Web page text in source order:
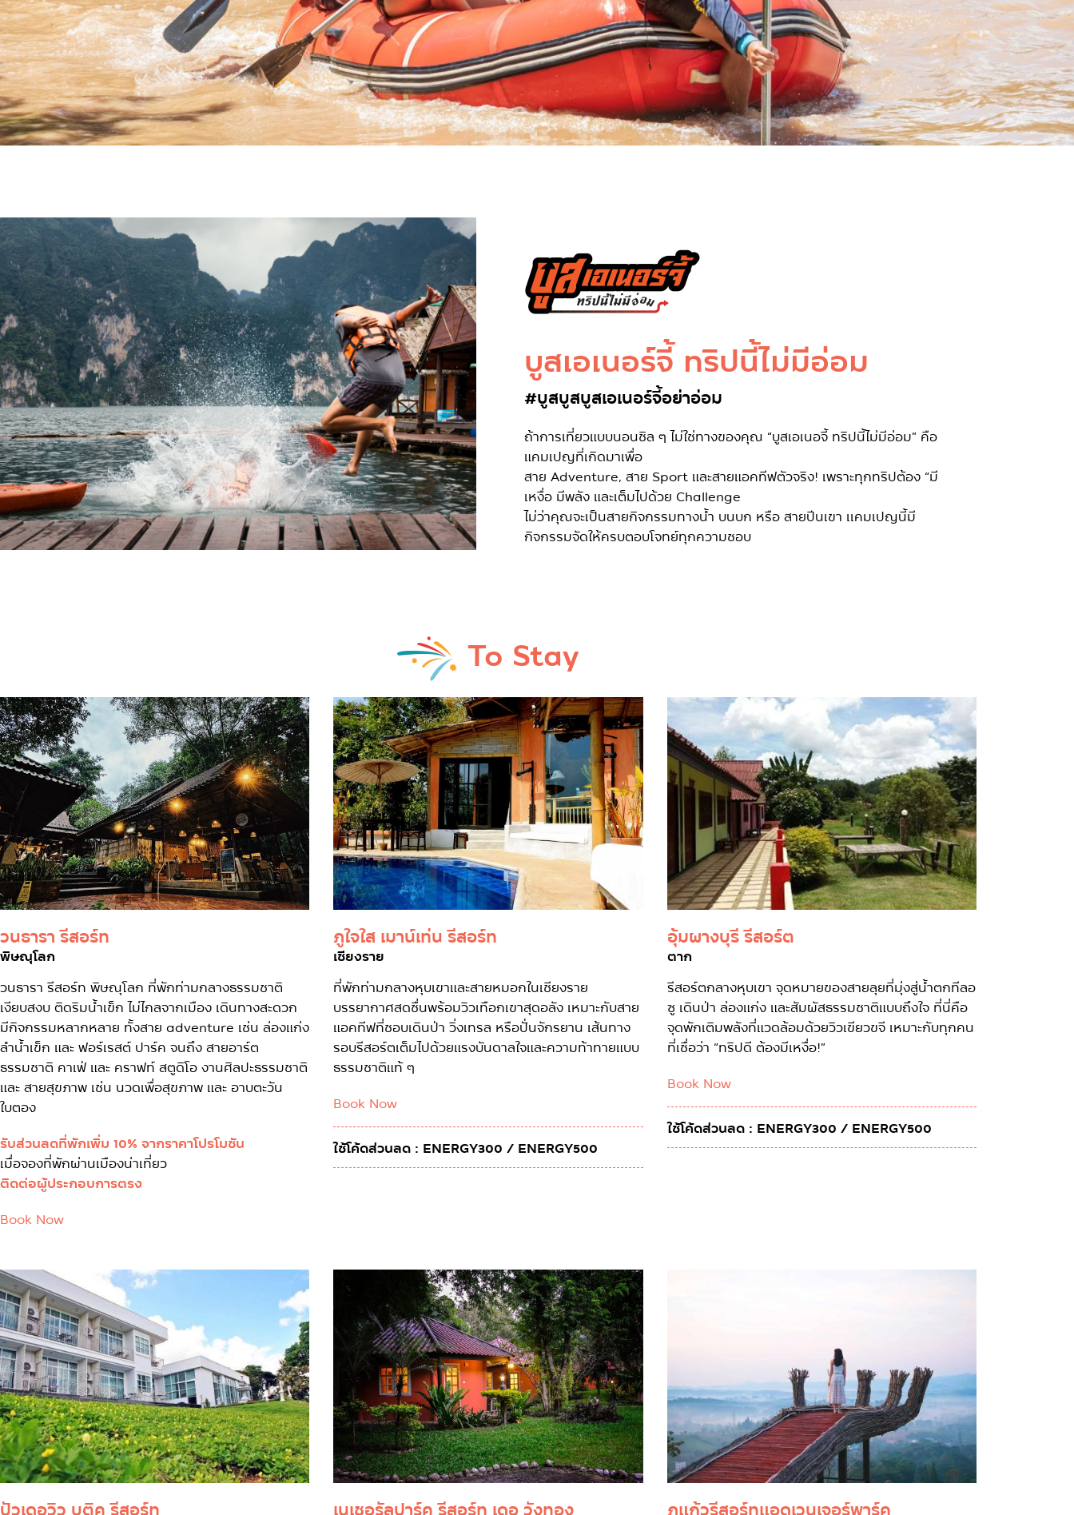
บูสเอเนอร์จี้ ทริปนี้ไม่มีอ่อม
#บูสบูสบูสเอเนอร์จี้อย่าอ่อม
ถ้าการเที่ยวแบบนอนชิล ๆ ไม่ใช่ทางของคุณ “บูสเอเนอจี้ ทริปนี้ไม่มีอ่อม” คือ
แคมเปญที่เกิดมาเพื่อ
สาย Adventure, สาย Sport และสายแอคทีฟตัวจริง! เพราะทุกทริปต้อง “มี
เหงื่อ มีพลัง และเต็มไปด้วย Challenge
ไม่ว่าคุณจะเป็นสายกิจกรรมทางน้ำ บนบก หรือ สายปีนเขา เเคมเปญนี้มี
กิจกรรมจัดให้ครบตอบโจทย์ทุกความชอบ
To Stay
วนธารา รีสอร์ท
พิษณุโลก
วนธารา รีสอร์ท พิษณุโลก ที่พักท่ามกลางธรรมชาติ
เงียบสงบ ติดริมน้ำเข็ก ไม่ไกลจากเมือง เดินทางสะดวก
มีกิจกรรมหลากหลาย ทั้งสาย adventure เช่น ล่องแก่ง
ลำน้ำเข็ก และ ฟอร์เรสต์ ปาร์ค จนถึง สายอาร์ต
ธรรมชาติ คาเฟ่ และ คราฟท์ สตูดิโอ งานศิลปะธรรมชาติ
และ สายสุขภาพ เช่น นวดเพื่อสุขภาพ และ อาบตะวัน
ใบตอง
รับส่วนลดที่พักเพิ่ม 10% จากราคาโปรโมชัน
เมื่อจองที่พักผ่านเมืองน่าเที่ยว
ติดต่อผู้ประกอบการตรง
Book Now
ภูใจใส เมาน์เท่น รีสอร์ท
เชียงราย
ที่พักท่ามกลางหุบเขาและสายหมอกในเชียงราย
บรรยากาศสดชื่นพร้อมวิวเทือกเขาสุดอลัง เหมาะกับสาย
แอคทีฟที่ชอบเดินป่า วิ่งเทรล หรือปั่นจักรยาน เส้นทาง
รอบรีสอร์ตเต็มไปด้วยแรงบันดาลใจและความท้าทายแบบ
ธรรมชาติแท้ ๆ
Book Now
ใช้โค้ดส่วนลด : ENERGY300 / ENERGY500
อุ้มผางบุรี รีสอร์ต
ตาก
รีสอร์ตกลางหุบเขา จุดหมายของสายลุยที่มุ่งสู่น้ำตกทีลอ
ซู เดินป่า ล่องแก่ง และสัมผัสธรรมชาติแบบถึงใจ ที่นี่คือ
จุดพักเติมพลังที่แวดล้อมด้วยวิวเขียวขจี เหมาะกับทุกคน
ที่เชื่อว่า “ทริปดี ต้องมีเหงื่อ!”
Book Now
ใช้โค้ดส่วนลด : ENERGY300 / ENERGY500
เนเชอรัลปาร์ค รีสอร์ท เดอ วังทอง